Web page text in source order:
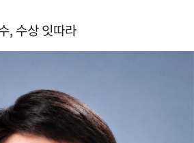
, 수상 잇따라